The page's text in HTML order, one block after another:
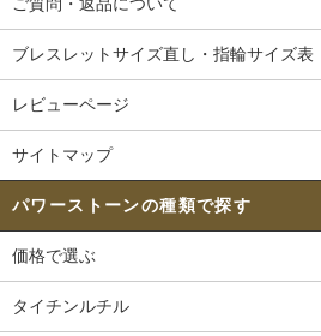
ご質問・返品について
ブレスレットサイズ直し・指輪サイズ表
レビューページ
サイトマップ
パワーストーンの種類で探す
価格で選ぶ
タイチンルチル